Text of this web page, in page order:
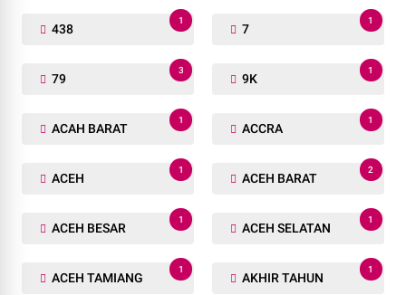
438
1
7
1
79
3
9K
1
ACAH BARAT
1
ACCRA
1
ACEH
1
ACEH BARAT
2
ACEH BESAR
1
ACEH SELATAN
1
ACEH TAMIANG
1
AKHIR TAHUN
1